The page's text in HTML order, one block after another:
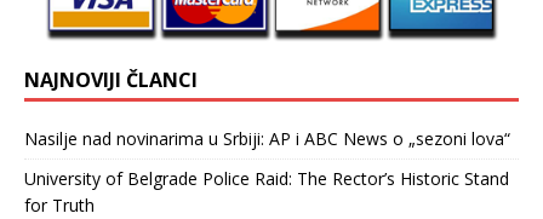
NAJNOVIJI ČLANCI
Nasilje nad novinarima u Srbiji: AP i ABC News o „sezoni lova“
University of Belgrade Police Raid: The Rector’s Historic Stand
for Truth